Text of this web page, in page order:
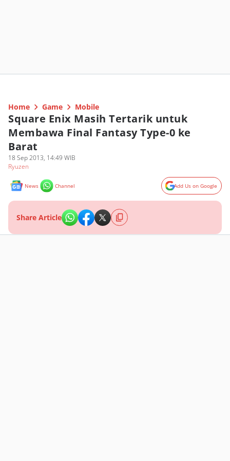
Home Game Mobile
Square Enix Masih Tertarik untuk
Membawa Final Fantasy Type-0 ke
Barat
18 Sep 2013, 14:49 WIB
Ryuzen
News Channel Add Us on Google
Share Article